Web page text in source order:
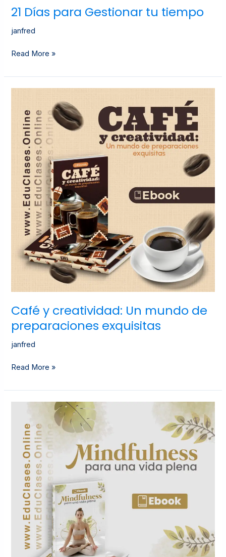
21 Días para Gestionar tu tiempo
janfred
Read More »
Café y creatividad: Un mundo de
preparaciones exquisitas
janfred
creatividad:
mundo
preparaciones
exquisitas
Read More »
Vida
Plena